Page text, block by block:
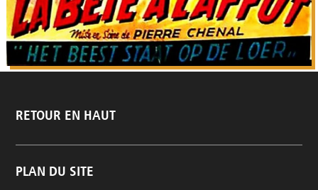
RETOUR EN HAUT
PLAN DU SITE